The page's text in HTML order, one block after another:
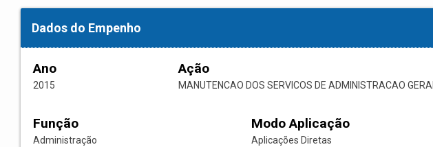
Dados do Empenho
Ano
2015
Ação
MANUTENCAO DOS SERVICOS DE ADMINISTRACAO GERAL
Função
Administração
Modo Aplicação
Aplicações Diretas